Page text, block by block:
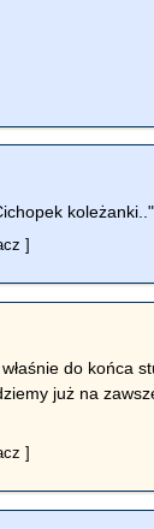
koleżanki.."
]
do końca
już na
]